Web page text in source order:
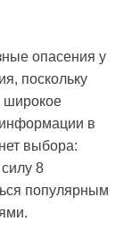
опасения у
поскольку
широкое
информации в
выбора:
8
популярным